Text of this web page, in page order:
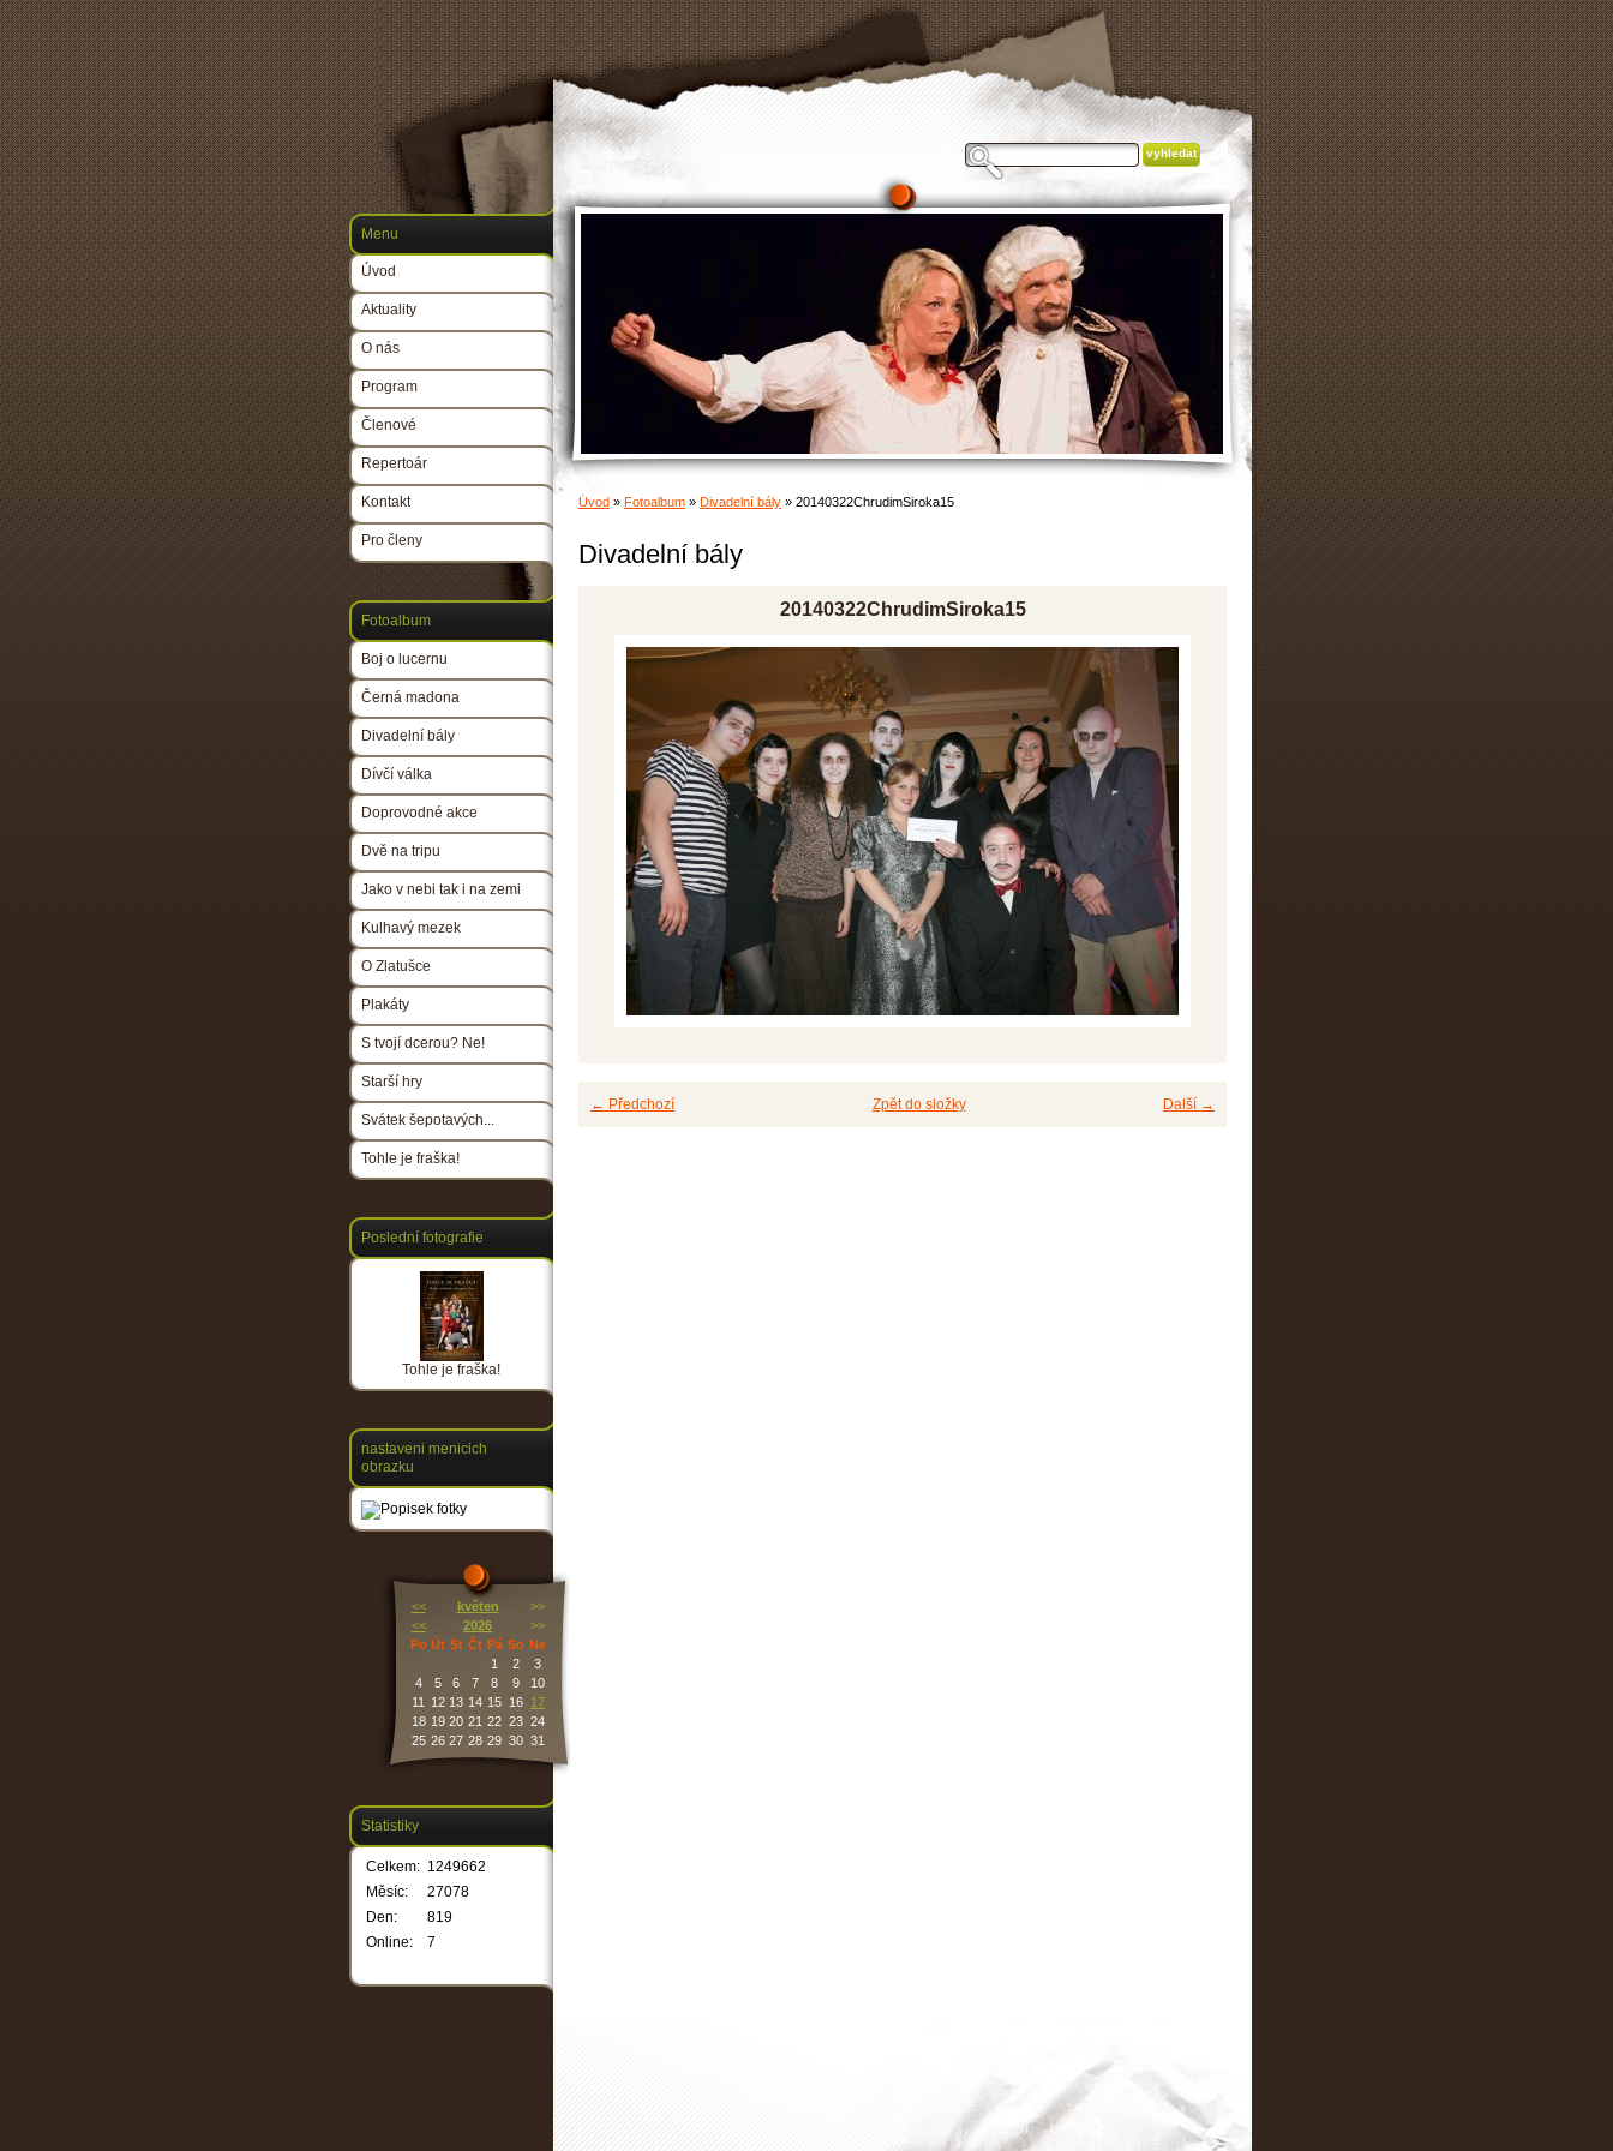
Úvod » Fotoalbum » Divadelní bály » 20140322ChrudimSiroka15
Divadelní bály
20140322ChrudimSiroka15
← Předchozí Další →
Zpět do složky
Menu
Úvod
Aktuality
O nás
Program
Členové
Repertoár
Kontakt
Pro členy
Fotoalbum
Boj o lucernu
Černá madona
Divadelní bály
Dívčí válka
Doprovodné akce
Dvě na tripu
Jako v nebi tak i na zemi
Kulhavý mezek
O Zlatušce
Plakáty
S tvojí dcerou? Ne!
Starší hry
Svátek šepotavých...
Tohle je fraška!
Poslední fotografie
Tohle je fraška!
nastaveni menicich
obrazku
<< květen
>>
<<
2026
>>
Po Út St Čt Pá So Ne
1
2
3
4
5 6 7 8 9
10
11
12 13 14 15 16
17
18 19 20 21 22 23 24
25 26 27 28 29 30 31
Statistiky
Online: 7
Celkem: 1249662
Měsíc:
27078
Den:
819